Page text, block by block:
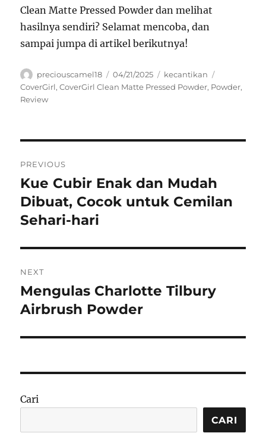
Clean Matte Pressed Powder dan melihat
hasilnya sendiri? Selamat mencoba, dan
sampai jumpa di artikel berikutnya!
Author
preciouscamel18
Posted
on
04/21/2025 Categories
kecantikan
CoverGirl,CoverGirl Clean Matte Pressed Powder, Powder,
Review
pos
PREVIOUS
Previous
post:
Kue Cubir Enak dan Mudah
Dibuat, Cocok untuk Cemilan
Sehari-hari
NEXT
Next
post:
Mengulas Charlotte Tilbury
Airbrush Powder
Cari
CARI